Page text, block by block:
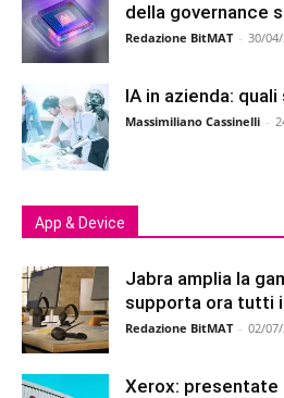
della governance
Redazione BitMAT - 30/
IA in azienda:
Massimiliano Cassinelli -
App & Device
Jabra amplia la
supporta ora tutti
Redazione BitMAT - 02/
Xerox: presentate